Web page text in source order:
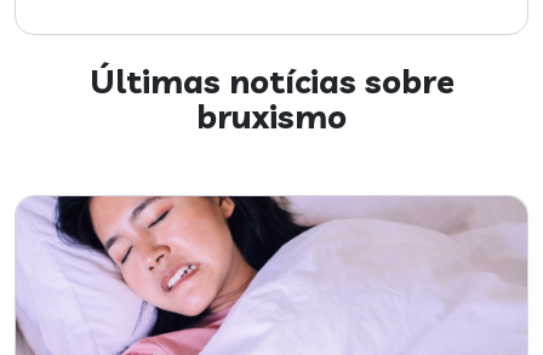
Últimas notícias sobre
bruxismo